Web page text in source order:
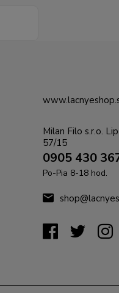
Milan Filo s.r.o.
57/15
0905 430
Po-Pia 8-18 hod.